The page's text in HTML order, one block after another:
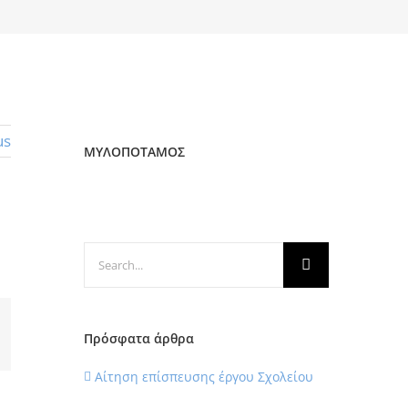
ΜΥΛΟΠΟΤΑΜΟΣ
Search
Πρόσφατα άρθρα
Αίτηση επίσπευσης έργου Σχολείου